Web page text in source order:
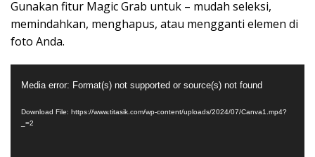
Gunakan fitur Magic Grab untuk – mudah seleksi,
memindahkan, menghapus, atau mengganti elemen di
foto Anda.
Player
Media error: Format(s) not supported or source(s) not found
Download File: https://www.titasik.com/wp-content/uploads/2024/07/Canva1.mp4?
_=2